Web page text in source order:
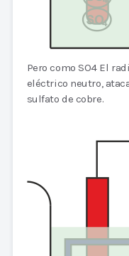
Pero como SO4 El
eléctrico neutro,
sulfato de cobre.